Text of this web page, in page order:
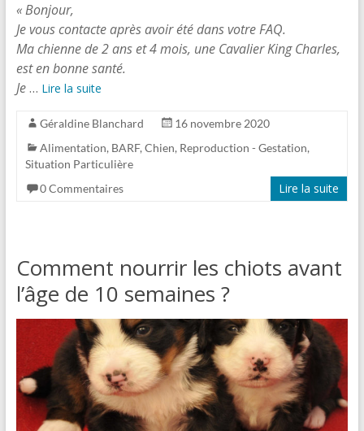
« Bonjour,
Je vous contacte après avoir été dans votre FAQ.
Ma chienne de 2 ans et 4 mois, une Cavalier King Charles,
est en bonne santé.
Je… Lire la suite
Géraldine Blanchard
16 novembre 2020
Alimentation, BARF, Chien, Reproduction - Gestation,
Situation Particulière
0 Commentaires
Lire la suite
Comment nourrir les chiots avant
l’âge de 10 semaines ?